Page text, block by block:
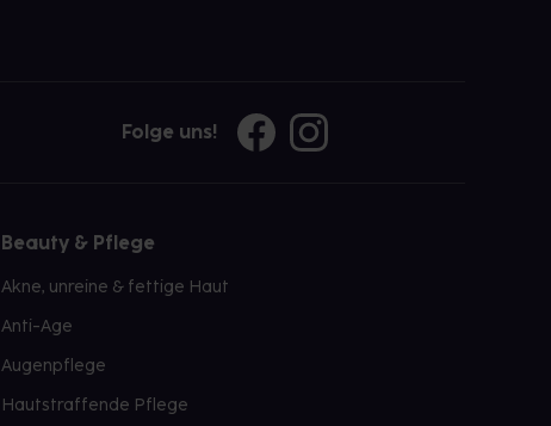
Folge uns!
Beauty & Pflege
Akne, unreine & fettige Haut
Anti-Age
Augenpflege
Hautstraffende Pflege